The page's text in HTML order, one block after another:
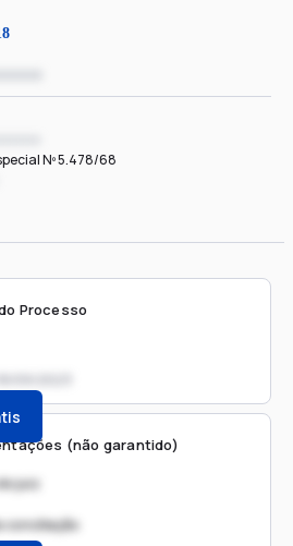
Nº 5.478/68
Processo
(não garantido)
juiz
conciliação